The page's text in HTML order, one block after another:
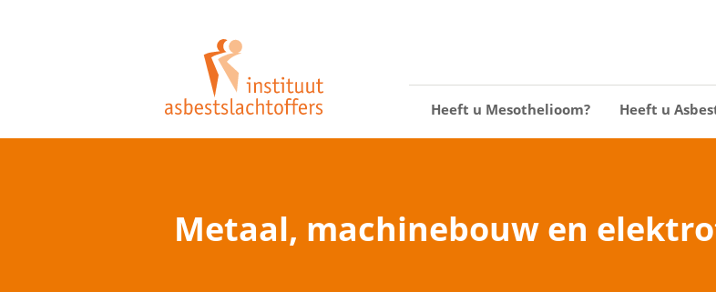
Heeft u Mesothelioom? Heeft u
Metaal, machinebouw en